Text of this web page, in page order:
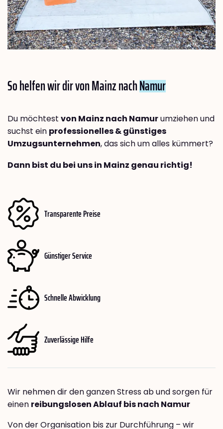
So helfen wir dir von Mainz nachNamur
Du möchtest von Mainz nach Namurumziehen und
suchst ein professionelles & günstiges
Umzugsunternehmen, das sich um alles kümmert?
Dann bist du bei uns in Mainz genau richtig!
Transparente Preise
Günstiger Service
Schnelle Abwicklung
Zuverlässige Hilfe
Wir nehmen dir den ganzen Stress ab und sorgen für
einen reibungslosen Ablauf bis nach Namur
Von der Organisation bis zur Durchführung – wir